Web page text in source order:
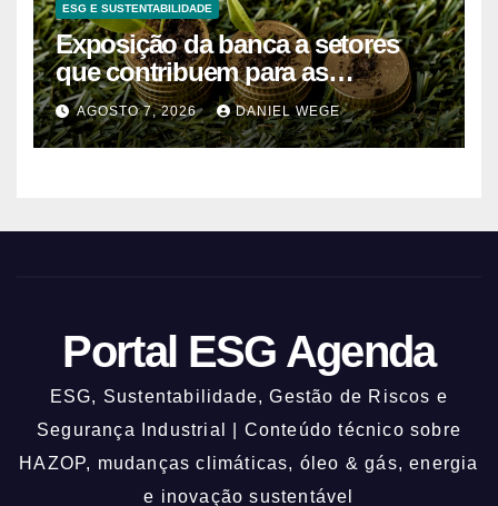
ESG E SUSTENTABILIDADE
Exposição da banca a setores
que contribuem para as
alterações climáticas mantém-se
nos 62%
AGOSTO 7, 2026 DANIEL WEGE
Portal ESG Agenda
ESG, Sustentabilidade, Gestão de Riscos e
Segurança Industrial | Conteúdo técnico sobre
HAZOP, mudanças climáticas, óleo & gás, energia
e inovação sustentável